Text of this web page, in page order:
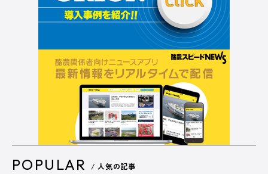
POPULAR / 人気の記事